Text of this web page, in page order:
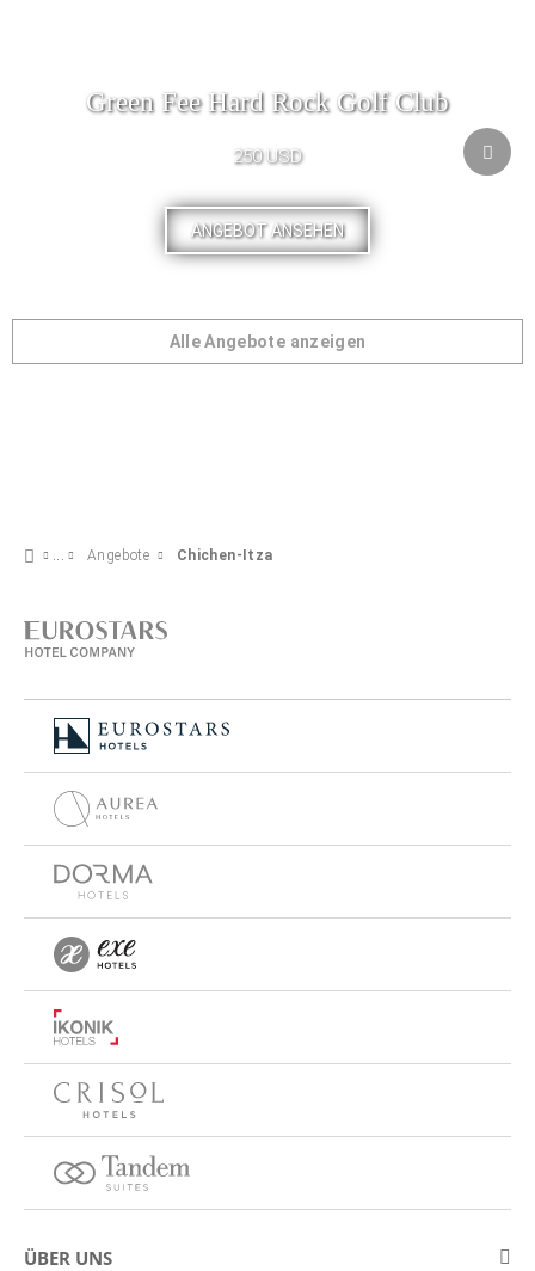
Green Fee Hard Rock Golf Club
250 USD
ANGEBOT ANSEHEN
Alle Angebote anzeigen
Angebote Chichen-Itza
ÜBER UNS